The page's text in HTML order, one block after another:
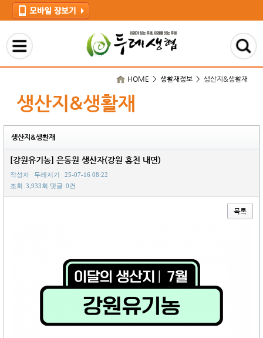
생산지&생활재
HOME > 생활재정보 > 생산지&생활재
생산지&생활재
[강원유기농] 은동원 생산자(강원 홍천 내면)
작성자 두레지기
25-07-16 08:22
조회 3,933회 댓글 0건
목록